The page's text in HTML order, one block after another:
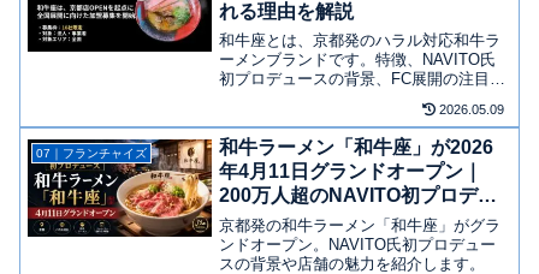
れる理由を解説
和牛座とは、京都発のハラル対応和牛ラ
ーメンブランドです。特徴、NAVITO氏
初プロデュースの背景、FC展開の注目点
2026.05.09
07｜フランチャイズ
和牛ラーメン「和牛座」が2026
年4月11日グランドオープン｜
200万人超のNAVITO初プロデュ
ース
京都発の和牛ラーメン「和牛座」がグラ
ンドオープン。NAVITO氏初プロデュー
スの背景や店舗の魅力を紹介します。